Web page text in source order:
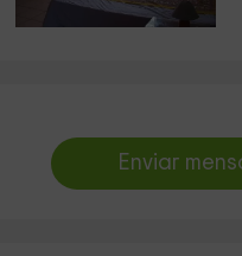
Enviar